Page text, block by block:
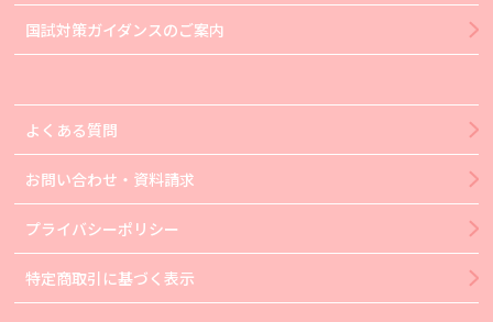
国試対策ガイダンスのご案内
よくある質問
お問い合わせ・資料請求
プライバシーポリシー
特定商取引に基づく表示